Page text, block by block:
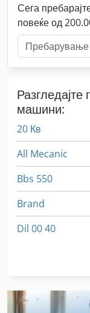
Сега
повеќе од
Разгледајте
машини:
20 Кв
All Mecanic
Bbs 550
Brand
Dil 00 40
Ex Прес Центар